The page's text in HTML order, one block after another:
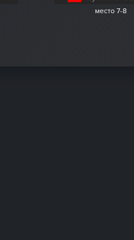
место 7-8